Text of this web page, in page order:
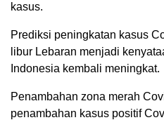
kasus.
Prediksi peningkatan kasus
libur Lebaran menjadi
Indonesia kembali meningkat.
Penambahan zona merah
penambahan kasus positif